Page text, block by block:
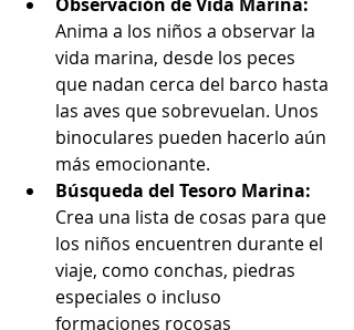
Anima a los niños a observar la
vida marina, desde los peces
que nadan cerca del barco hasta
las aves que sobrevuelan. Unos
binoculares pueden hacerlo aún
más emocionante.
Búsqueda del Tesoro Marina:
Crea una lista de cosas para que
los niños encuentren durante el
viaje, como conchas, piedras
especiales o incluso
formaciones rocosas